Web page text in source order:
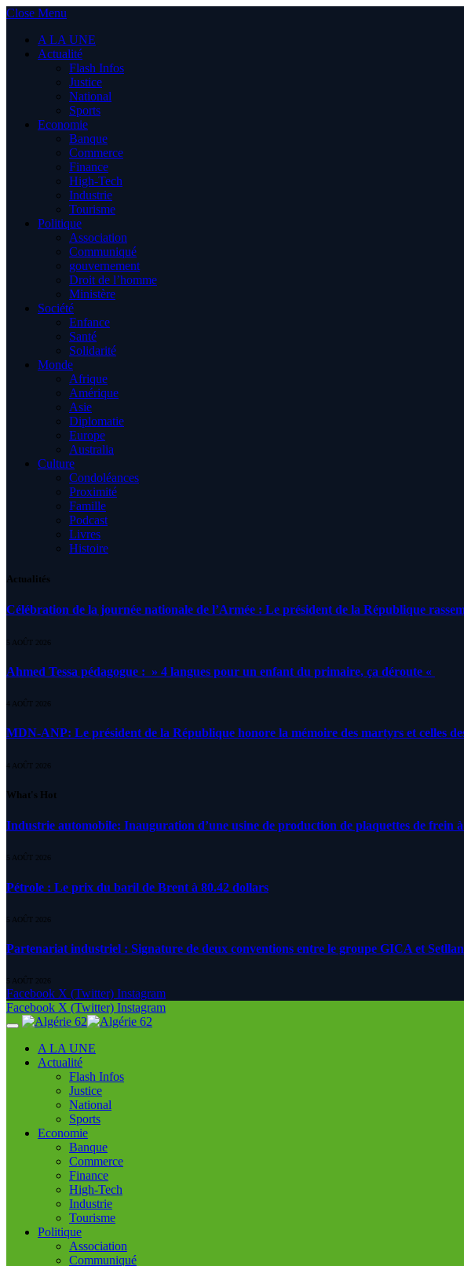
Close Menu
A LA UNE
Actualité
Flash Infos
Justice
National
Sports
Economie
Banque
Commerce
Finance
High-Tech
Industrie
Tourisme
Politique
Association
Communiqué
gouvernement
Droit de l’homme
Ministère
Société
Enfance
Santé
Solidarité
Monde
Afrique
Amérique
Asie
Diplomatie
Europe
Australia
Culture
Condoléances
Proximité
Famille
Podcast
Livres
Histoire
Actualités
Célébration de la journée nationale de l’Armée : Le président de la République
5 AOÛT 2026
Ahmed Tessa pédagogue : » 4 langues pour un enfant du primaire, ça déroute «
4 AOÛT 2026
MDN-ANP: Le président de la République honore la mémoire des martyrs et celles
4 AOÛT 2026
What's Hot
Industrie automobile: Inauguration d’une usine de production de plaquettes de frein
5 AOÛT 2026
Pétrole : Le prix du baril de Brent à 80.42 dollars
5 AOÛT 2026
Partenariat industriel : Signature de deux conventions entre le groupe GICA et
5 AOÛT 2026
Facebook X (Twitter) Instagram
Facebook X (Twitter) Instagram
A LA UNE
Actualité
Flash Infos
Justice
National
Sports
Economie
Banque
Commerce
Finance
High-Tech
Industrie
Tourisme
Politique
Association
Communiqué